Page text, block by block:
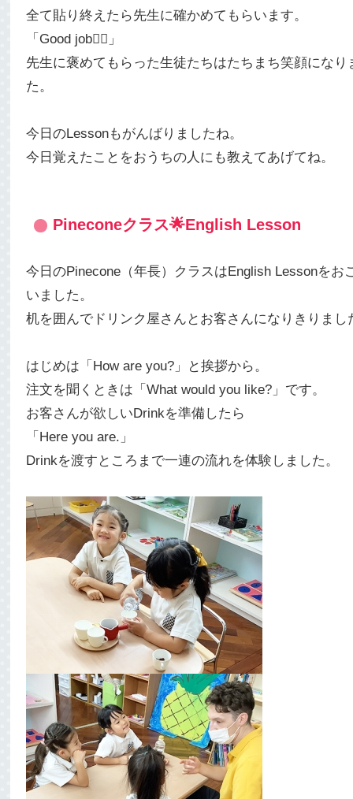
全て貼り終えたら先生に確かめてもらいます。
「Good job🙆‍♀️」
先生に褒めてもらった生徒たちはたちまち笑顔になり
た。
今日のLessonもがんばりましたね。
今日覚えたことをおうちの人にも教えてあげてね。
Pineconeクラス🌟English Lesson
今日のPinecone（年長）クラスはEnglish Lessonをお
いました。
机を囲んでドリンク屋さんとお客さんになりきりまし
はじめは「How are you?」と挨拶から。
注文を聞くときは「What would you like?」です。
お客さんが欲しいDrinkを準備したら
「Here you are.」
Drinkを渡すところまで一連の流れを体験しました。